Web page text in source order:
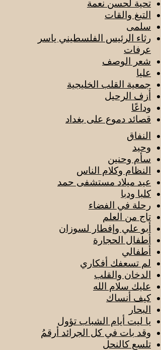
تحية لحسن نعمة
التبغ والقات
سلمى
رثاء الرئيس الفلسطيني ياسر
عرفات
شعر الوصف
عليا
جمعية القلب الخليجية
أزف الرحيل
وداعًا
قصائد دموع على بغداد
النفاق
وحيد
سأم وحنين
النظام وكلام الناس
عيد ميلاد مستشفى حمد
كلبا ودبا
رحلة في الفضاء
تاج من العلم
أبو علي وإفطار لسوزان
أطفال الحجارة
أطفالي
لم تسعفك أفكاري
الدخان والقلب
عليك سلام الله
كيف أنساك
البحار
يا ليت أيام الشباب تؤول
وقد بات في كل الجرائد أرقمُ
تلسع كالنحل